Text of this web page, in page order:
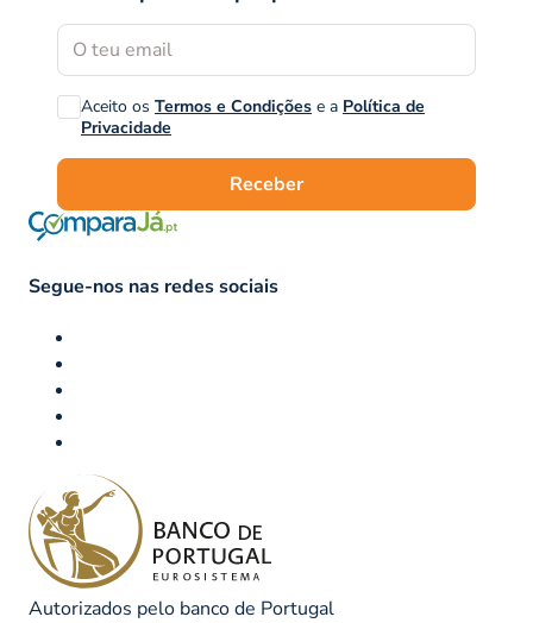
Aceito os Termos e Condições e a Política de
Privacidade
Receber
Segue-nos nas redes sociais
Autorizados pelo banco de Portugal